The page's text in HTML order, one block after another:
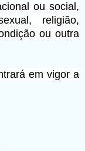
ou social,
religião,
ou outra
em vigor a